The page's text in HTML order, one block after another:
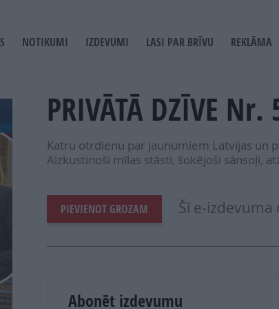
NOTIKUMI IZDEVUMI LASI PAR BRĪVU REKLĀMA
PRIVĀTĀ DZĪVE Nr.
Katru otrdienu par jaunumiem Latvijas un
Aizkustinoši mīlas stāsti, šokējoši sānsoļi,
PIEVIENOT GROZAM Šī e-izdevuma
Abonēt izdevumu